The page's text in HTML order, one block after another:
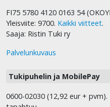
FI75 5780 4120 0163 54
Yleisviite: 9700. Kaikki viitteet.
Saaja: Ristin Tuki ry
Palvelunkuvaus
Tukipuhelin ja MobilePay
0600-02030 (12,92 eur +